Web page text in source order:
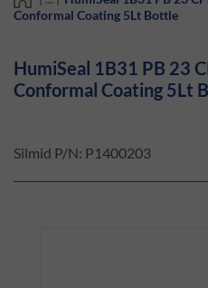
Conformal Coating 5Lt Bottle
HumiSeal 1B31 PB 23
Conformal Coating 5Lt
Silmid P/N: P1400203